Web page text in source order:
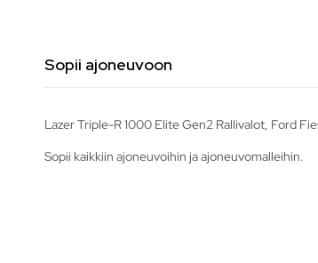
Sopii ajoneuvoon
Lazer Triple-R 1000 Elite Gen2 Rallivalot, Ford
Sopii kaikkiin ajoneuvoihin ja ajoneuvomalleihin.